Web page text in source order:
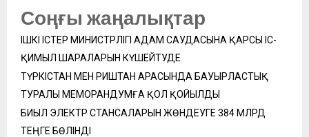
Соңғы жаңалықтар
ІШКІ ІСТЕР МИНИСТРЛІГІ АДАМ САУДАСЫНА ҚАРСЫ ІС-
ҚИМЫЛ ШАРАЛАРЫН КҮШЕЙТУДЕ
ТҮРКІСТАН МЕН РИШТАН АРАСЫНДА БАУЫРЛАСТЫҚ
ТУРАЛЫ МЕМОРАНДУМҒА ҚОЛ ҚОЙЫЛДЫ
БИЫЛ ЭЛЕКТР СТАНСАЛАРЫН ЖӨНДЕУГЕ 384 МЛРД
ТЕҢГЕ БӨЛІНДІ